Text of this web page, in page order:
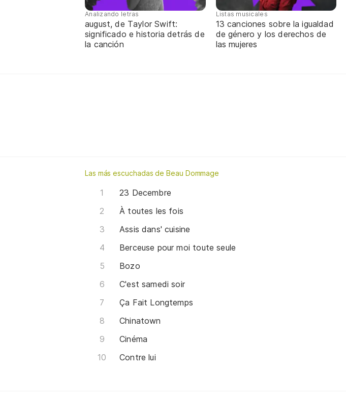
Analizando letras
august, de Taylor Swift:
significado e historia detrás de
la canción
Listas musicales
13 canciones sobre la igualdad
de género y los derechos de
las mujeres
Las más escuchadas de Beau Dommage
23 Decembre
À toutes les fois
Assis dans' cuisine
Berceuse pour moi toute seule
Bozo
C'est samedi soir
Ça Fait Longtemps
Chinatown
Cinéma
Contre lui